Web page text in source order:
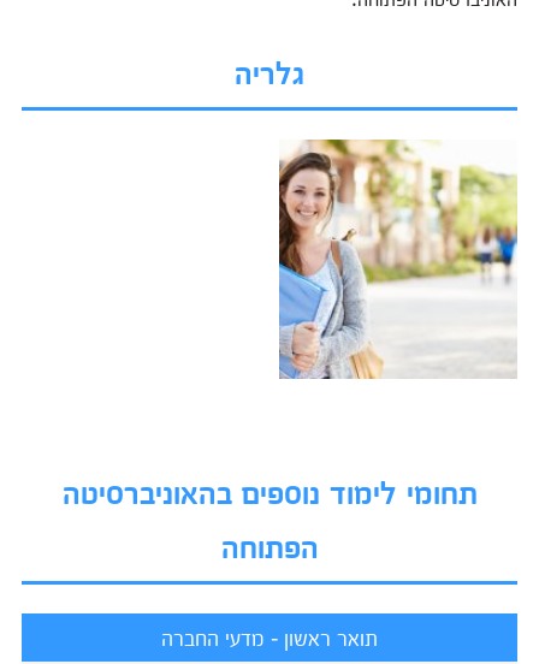
גלריה
תחומי לימוד נוספים בהאוניברסיטה
הפתוחה
תואר ראשון - מדעי החברה